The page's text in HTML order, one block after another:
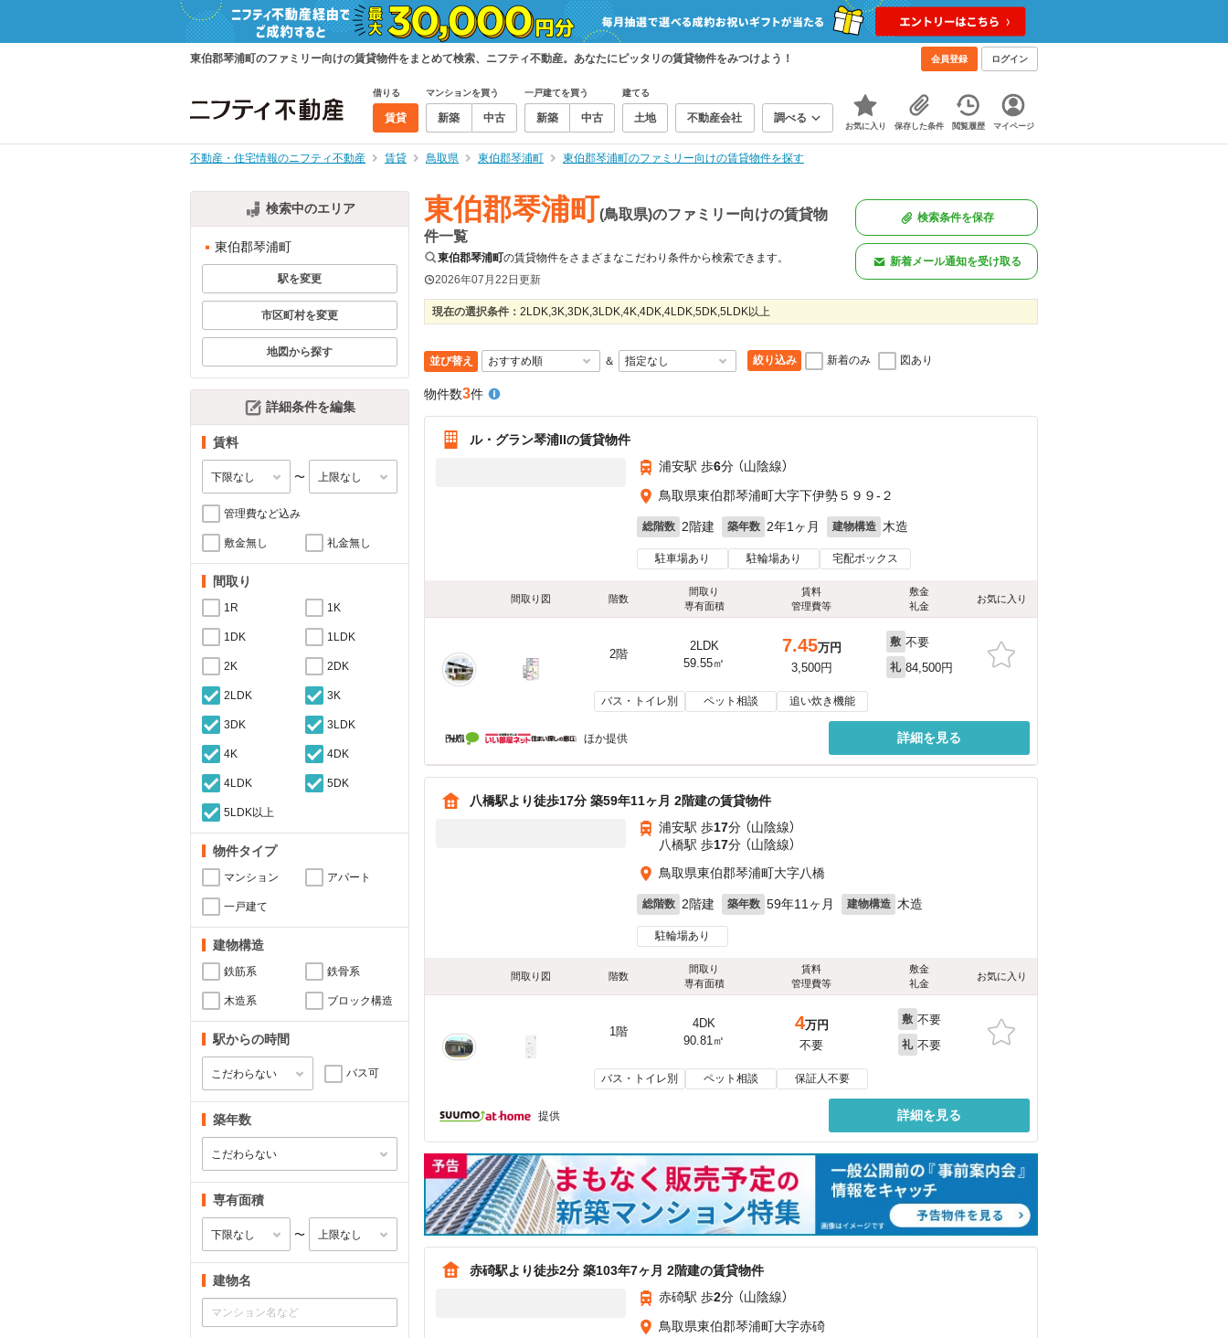
東伯郡琴浦町のファミリー向けの賃貸物件をまとめて検索、ニフティ不動産。あなたにピッタリの賃貸物件をみつけよう！ 会員登録 ログイン
借りる
賃貸
マンションを買う
新築 中古
一戸建てを買う
新築 中古
建てる
土地 不動産会社 調べる
お気に入り 保存した条件 閲覧履歴 マイページ
不動産・住宅情報のニフティ不動産 賃貸 鳥取県 東伯郡琴浦町 東伯郡琴浦町のファミリー向けの賃貸物件を探す
検索中のエリア
東伯郡琴浦町
駅を変更
市区町村を変更
地図から探す
詳細条件を編集
賃料
〜
管理費など込み
敷金無し 礼金無し
間取り
1R 1K
1DK 1LDK
2K 2DK
2LDK 3K
3DK 3LDK
4K 4DK
4LDK 5DK
5LDK以上
物件タイプ
マンション アパート
一戸建て
建物構造
鉄筋系 鉄骨系
木造系 ブロック構造
駅からの時間
バス可
築年数
専有面積
〜
建物名
東伯郡琴浦町(鳥取県)のファミリー向けの賃貸物
件一覧
東伯郡琴浦町の賃貸物件をさまざまなこだわり条件から検索できます。
2026年07月22日更新
検索条件を保存
新着メール通知を受け取る
現在の選択条件： 2LDK,3K,3DK,3LDK,4K,4DK,4LDK,5DK,5LDK以上
並び替え ＆ 絞り込み 新着のみ 図あり
物件数3件
ル・グラン琴浦IIの賃貸物件
浦安駅 歩6分 （山陰線）
鳥取県東伯郡琴浦町大字下伊勢５９９-２
総階数 2階建 築年数 2年1ヶ月 建物構造 木造
駐車場あり 駐輪場あり 宅配ボックス
間取り図 階数
間取り
専有面積
賃料
管理費等
敷金
礼金
お気に入り
2階
2LDK
59.55㎡
7.45万円
3,500円
敷 不要
礼 84,500円
バス・トイレ別 ペット相談 追い炊き機能
ほか提供 詳細を見る
八橋駅より徒歩17分 築59年11ヶ月 2階建の賃貸物件
浦安駅 歩17分 （山陰線）
八橋駅 歩17分 （山陰線）
鳥取県東伯郡琴浦町大字八橋
総階数 2階建 築年数 59年11ヶ月 建物構造 木造
駐輪場あり
間取り図 階数
間取り
専有面積
賃料
管理費等
敷金
礼金
お気に入り
1階
4DK
90.81㎡
4万円
不要
敷 不要
礼 不要
バス・トイレ別 ペット相談 保証人不要
提供 詳細を見る
赤碕駅より徒歩2分 築103年7ヶ月 2階建の賃貸物件
赤碕駅 歩2分 （山陰線）
鳥取県東伯郡琴浦町大字赤碕